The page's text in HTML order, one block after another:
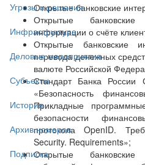
Угрозы и решения
Инфраструктура
Деловые мероприятия
Субъекты
История
Архив номеров
Подписка
Открытые банковские
Открытые
информации о счёте
Открытые банковские
перевода денежных
валюте Российской
Стандарт Банка
«Безопасность
Прикладные
безопасности
протокола OpenID.
Security. Requirements»;
Открытые